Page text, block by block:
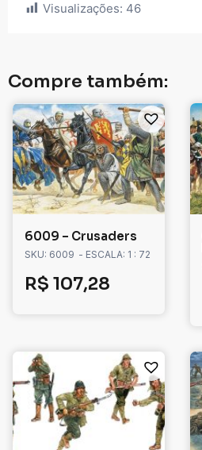
Visualizações: 46
Compre também:
6009 – Crusaders
SKU: 6009 - ESCALA: 1 : 72
R$ 107,28